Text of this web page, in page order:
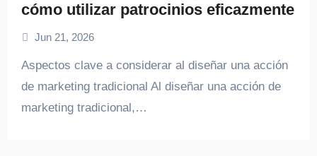
cómo utilizar patrocinios eficazmente
Jun 21, 2026
Aspectos clave a considerar al diseñar una acción
de marketing tradicional Al diseñar una acción de
marketing tradicional,…